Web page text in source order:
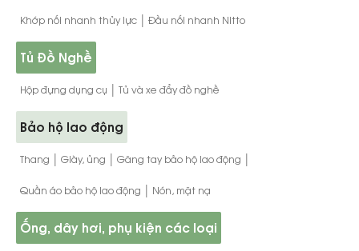
Khớp nối nhanh thủy lực | Đầu nối nhanh Nitto
Tủ Đồ Nghề
Hộp đựng dụng cụ | Tủ và xe đẩy đồ nghề
Bảo hộ lao động
Thang | Giày, ủng | Găng tay bảo hộ lao động |
Quần áo bảo hộ lao động | Nón, mặt nạ
Ống, dây hơi, phụ kiện các loại